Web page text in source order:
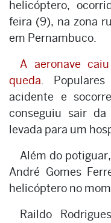
helicóptero,
feira (9), na zona
em Pernambuco.
A aeronave
queda .
acidente e
conseguiu sair
levada para um
Além do
André Gomes
helicóptero no
Raildo